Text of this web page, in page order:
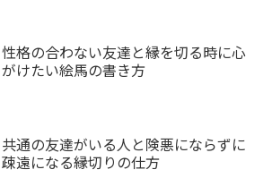
性格の合わない友達と縁を切る時に心
がけたい絵馬の書き方
共通の友達がいる人と険悪にならずに
疎遠になる縁切りの仕方